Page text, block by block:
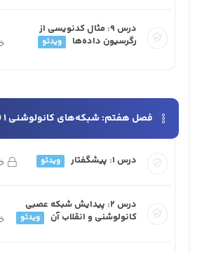
درس ۹: مثال کدنویسی از
رگرسیون داده‌ها
ویدئو
فصل هفتم: شبکه‌های کانولوشنی 1 (ساختار)
درس ۱: پیشگفتار ویدئو
درس ۲: پیدایش شبکه عصبی
کانولوشنی و انقلاب آن
ویدئو